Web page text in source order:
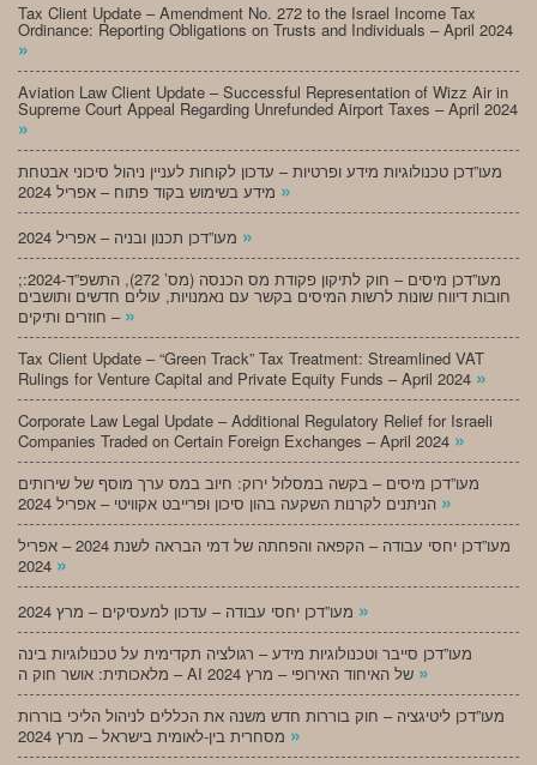
Tax Client Update – Amendment No. 272 to the Israel Income Tax
Ordinance: Reporting Obligations on Trusts and Individuals – April 2024
»
Aviation Law Client Update – Successful Representation of Wizz Air in
Supreme Court Appeal Regarding Unrefunded Airport Taxes – April 2024
»
מעו”דכן טכנולוגיות מידע ופרטיות – עדכון לקוחות לעניין ניהול סיכוני אבטחת
»
»
;מעו”דכן מיסים – חוק לתיקון פקודת מס הכנסה (מס’ 272), התשפ”ד-2024:
חובות דיווח שונות לרשות המיסים בקשר עם נאמנויות, עולים חדשים ותושבים
חוזרים ותיקים – »
Tax Client Update – “Green Track” Tax Treatment: Streamlined VAT
Rulings for Venture Capital and Private Equity Funds – April 2024 »
Corporate Law Legal Update – Additional Regulatory Relief for Israeli
Companies Traded on Certain Foreign Exchanges – April 2024 »
מעו”דכן מיסים – בקשה במסלול ירוק: חיוב במס ערך מוסף של שירותים
»
מעו”דכן יחסי עבודה – הקפאה והפחתה של דמי הבראה לשנת 2024 – אפריל
»
»
מעו”דכן סייבר וטכנולוגיות מידע – רגולציה תקדימית על טכנולוגיות בינה
»
מעו”דכן ליטיגציה – חוק בוררות חדש משנה את הכללים לניהול הליכי בוררות
»